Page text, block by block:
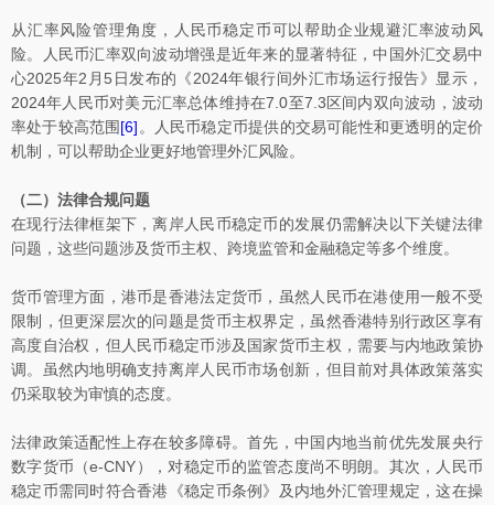
从汇率风险管理角度，人民币稳定币可以帮助企业规避汇率波动风
险。人民币汇率双向波动增强是近年来的显著特征，中国外汇交易中
心2025年2月5日发布的《2024年银行间外汇市场运行报告》显示，
2024年人民币对美元汇率总体维持在7.0至7.3区间内双向波动，波动
率处于较高范围[6] 。人民币稳定币提供的交易可能性和更透明的定价
机制，可以帮助企业更好地管理外汇风险。
（二）法律合规问题
在现行法律框架下，离岸人民币稳定币的发展仍需解决以下关键法律
问题，这些问题涉及货币主权、跨境监管和金融稳定等多个维度。
货币管理方面，港币是香港法定货币，虽然人民币在港使用一般不受
限制，但更深层次的问题是货币主权界定，虽然香港特别行政区享有
高度自治权，但人民币稳定币涉及国家货币主权，需要与内地政策协
调。虽然内地明确支持离岸人民币市场创新，但目前对具体政策落实
仍采取较为审慎的态度。
法律政策适配性上存在较多障碍。首先，中国内地当前优先发展央行
数字货币（e-CNY），对稳定币的监管态度尚不明朗。其次，人民币
稳定币需同时符合香港《稳定币条例》及内地外汇管理规定，这在操